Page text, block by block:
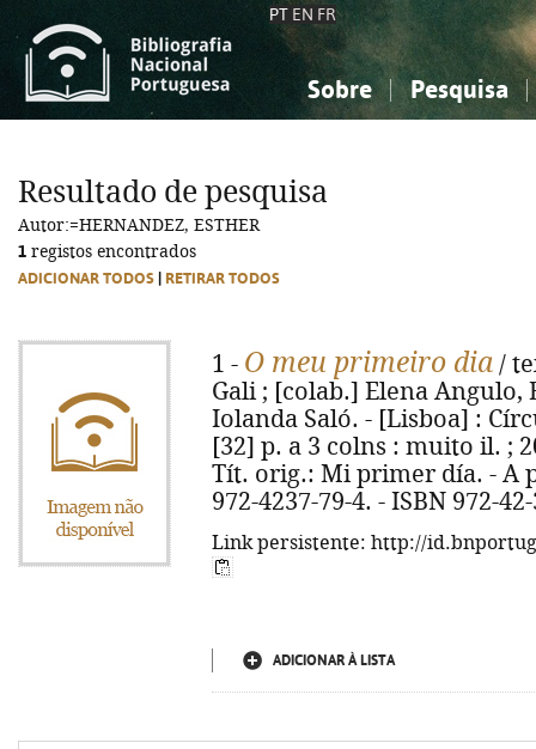
PT EN FR
Sobre Pesquisa
Ciências sociais...
Ciências sociais...
Resultado de pesquisa
Autor:=HERNANDEZ, ESTHER
1 registos encontrados
ADICIONAR TODOS RETIRAR TODOS
1 - O meu primeiro dia /
Gali ; [colab.] Elena Angulo,
Iolanda Saló. - [Lisboa] :
[32] p. a 3 colns : muito il. ;
Tít. orig.: Mi primer día. - A
972-4237-79-4. - ISBN 972-
Link persistente: http://
ADICIONAR À LISTA